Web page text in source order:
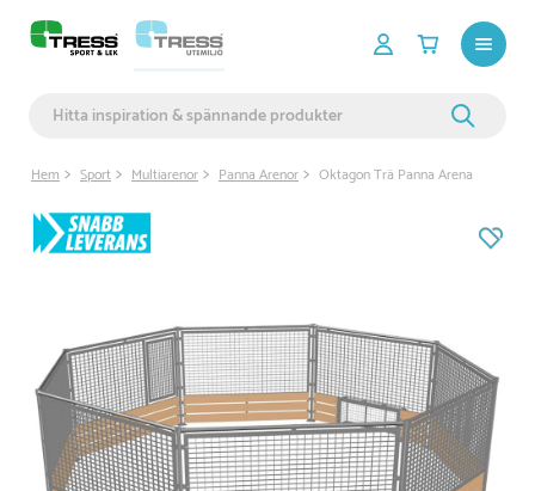
Hem Sport Multiarenor Panna Arenor Oktagon Trä Panna Arena